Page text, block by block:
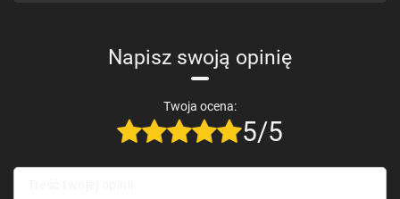
Napisz swoją opinię
Twoja ocena:
5/5